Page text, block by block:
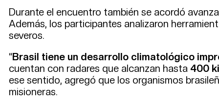
Durante el encuentro también se acordó
Además, los participantes analizaron
severos.
“Brasil tiene un desarrollo climatológico
cuentan con radares que alcanzan hasta 400
ese sentido, agregó que los organismos
misioneras.